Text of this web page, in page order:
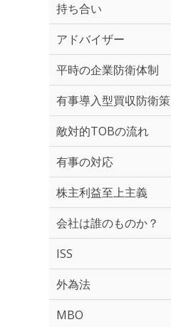
持ち合い
アドバイザー
平時の企業防衛体制
有事導入型買収防衛策
敵対的TOBの流れ
有事の対応
株主利益至上主義
会社は誰のものか？
ISS
外為法
MBO